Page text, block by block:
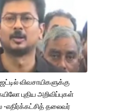
விவசாயிகளுக்கு
புதிய அறிவிப்புகள்
-எதிர்க்கட்சித் தலைவர்